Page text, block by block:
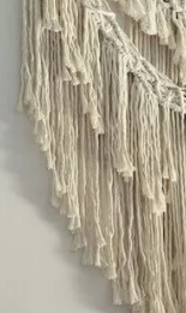
Couffin
Couffin
Drap-
Habillage
Nid d'ange
Le lit
Ciel de lit
Ciel de lit
Drap-
Gigoteuses
Gigoteuse